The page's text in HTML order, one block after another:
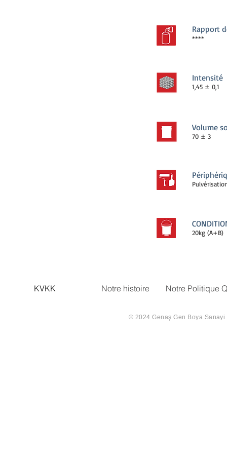
Rapport
****
Intensité
1,45 ± 0,1
Volume
70 ± 3
20kg (A+B)
Notre histoire Notre Politique
KVKK
© 2024 Genaş Gen Boya